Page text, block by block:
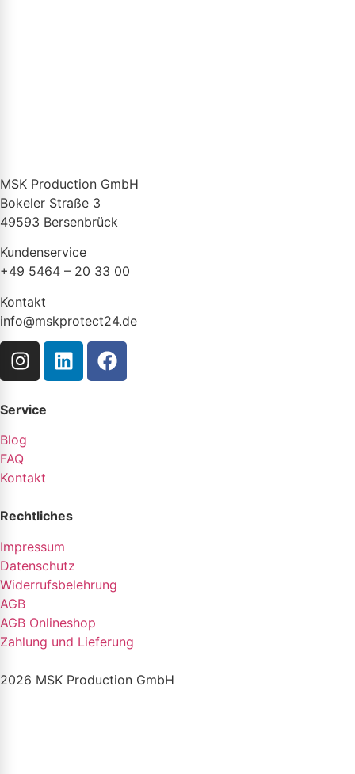
MSK Production GmbH
Bokeler Straße 3
49593 Bersenbrück
Kundenservice
+49 5464 – 20 33 00
Kontakt
info@mskprotect24.de
Service
Blog
FAQ
Kontakt
Rechtliches
Impressum
Datenschutz
Widerrufsbelehrung
AGB
AGB Onlineshop
Zahlung und Lieferung
2026 MSK Production GmbH